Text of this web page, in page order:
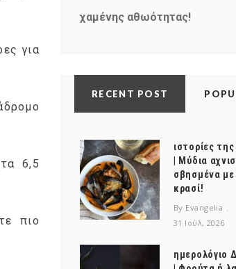
για
6,5
πιο
χαμένης αθωότητας!
RECENT POST
ιστορίες
| Μύδια
σβησμένα με
κρασί!
By Evangelia
31 Ιούλ, 2026
ημερολόγιο